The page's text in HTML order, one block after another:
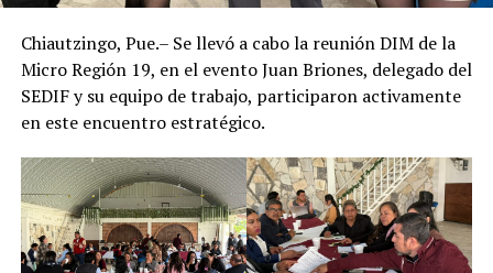
Chiautzingo, Pue.– Se llevó a cabo la reunión DIM de la
Micro Región 19, en el evento Juan Briones, delegado del
SEDIF y su equipo de trabajo, participaron activamente
en este encuentro estratégico.